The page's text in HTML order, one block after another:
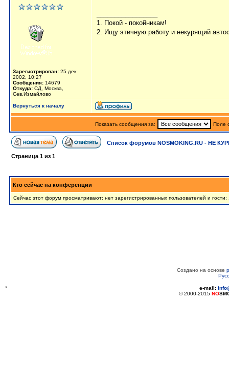
Зарегистрирован: 25 дек
2002, 10:27
Сообщения: 14679
Откуда: СД, Москва,
Сев.Измайлово
1. Покой - покойникам!
2. Ищу этичную работу и некурящий
Вернуться к началу
Показать сообщения за: Поле
Список форумов NOSMOKING.RU - НЕ
Страница 1 из 1
Кто сейчас на конференции
Сейчас этот форум просматривают: нет зарегистрированных пользователей и гости:
Создано на основе
* e-mail:
© 2000-2015 NO